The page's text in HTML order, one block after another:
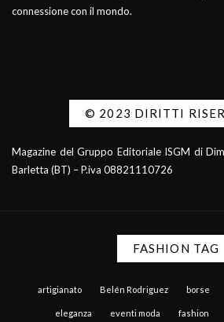
connessione con il mondo.
© 2023 DIRITTI
Magazine del Gruppo Editoriale ISGM di
Barletta (BT) – P.iva 08821110726
FASHION TAG
artigianato Belén Rodriguez borse
eleganza eventi moda fashion